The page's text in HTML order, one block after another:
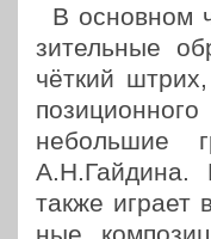
В основ­ном
зи­тель­ные
чёткий
неболь­шие
А.Н.Гайдина.
также